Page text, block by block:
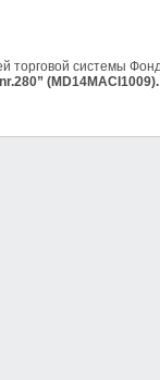
торговой системы
(MD14MACI1009).